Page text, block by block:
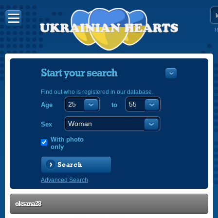
Start your search
Find out who is registered in our database.
Age to
Sex
With photo
only
Search
Advanced Search
oksana28